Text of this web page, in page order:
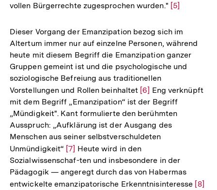
vollen Bürgerrechte zugesprochen wurden." Zur
der
Fußnote
[5]
Dieser Vorgang der Emanzipation bezog sich im
Altertum immer nur auf einzelne Personen, während
heute mit diesem Begriff die Emanzipation ganzer
Gruppen gemeint ist und die psychologische und
soziologische Befreiung aus traditionellen
Vorstellungen und Rollen beinhaltet Zur
Auflösung
der
Fußnote
[6] Eng verknüpft
mit dem Begriff „Emanzipation“ ist der Begriff
„Mündigkeit". Kant formulierte den berühmten
Ausspruch: „Aufklärung ist der Ausgang des
Menschen aus seiner selbstverschuldeten
Unmündigkeit“ Zur
Auflösung
der
Fußnote
[7] Heute wird in den
Sozialwissenschaf-ten und insbesondere in der
Pädagogik — angeregt durch das von Habermas
entwickelte emanzipatorische Erkenntnisinteresse Zur
[8]